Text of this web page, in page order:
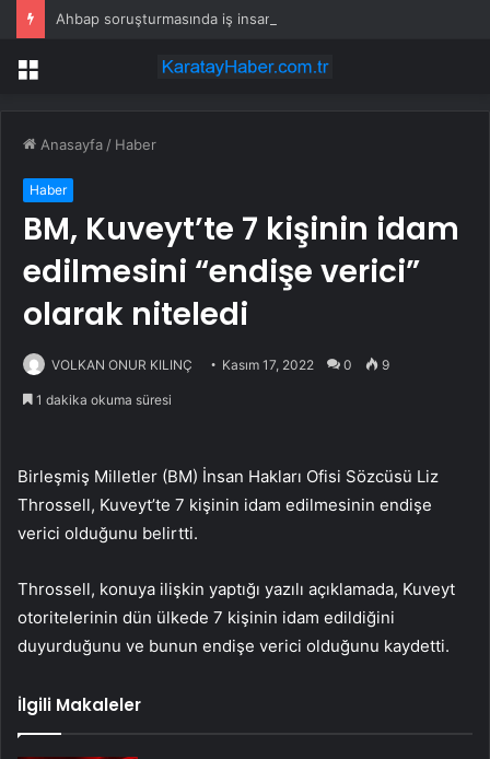
Menü
Anasayfa / Haber
Haber
BM, Kuveyt’te 7 kişinin idam
edilmesini “endişe verici”
olarak niteledi
VOLKAN ONUR KILINÇ Kasım 17, 2022 0 9
1 dakika okuma süresi
Birleşmiş Milletler (BM) İnsan Hakları Ofisi Sözcüsü Liz
Throssell, Kuveyt’te 7 kişinin idam edilmesinin endişe
verici olduğunu belirtti.
Throssell, konuya ilişkin yaptığı yazılı açıklamada, Kuveyt
otoritelerinin dün ülkede 7 kişinin idam edildiğini
duyurduğunu ve bunun endişe verici olduğunu kaydetti.
İlgili Makaleler